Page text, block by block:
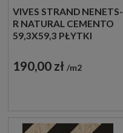
VIVES STRAND NENETS-
R NATURAL CEMENTO
59,3X59,3 PŁYTKI
GRESOWE
190,00 zł m2